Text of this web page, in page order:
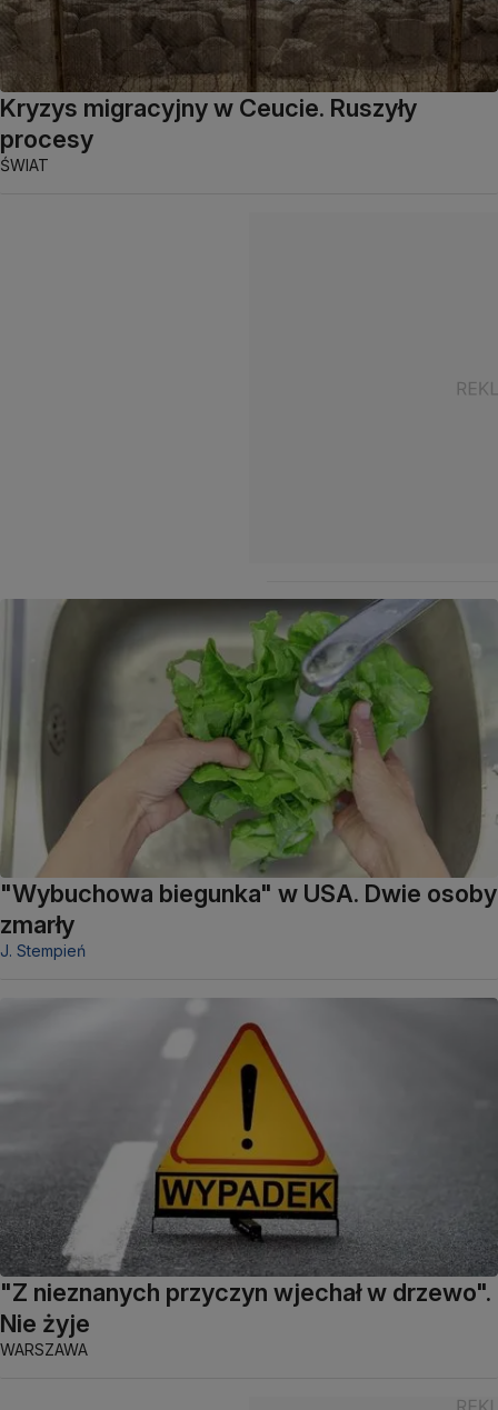
Kryzys migracyjny w Ceucie. Ruszyły
procesy
ŚWIAT
"Wybuchowa biegunka" w USA. Dwie osoby
zmarły
J. Stempień
"Z nieznanych przyczyn wjechał w drzewo".
Nie żyje
WARSZAWA